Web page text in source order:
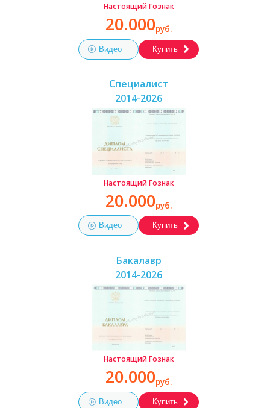
Настоящий Гознак
20.000руб.
Видео Купить
Специалист
2014-2026
Настоящий Гознак
20.000руб.
Видео Купить
Бакалавр
2014-2026
Настоящий Гознак
20.000руб.
Видео Купить